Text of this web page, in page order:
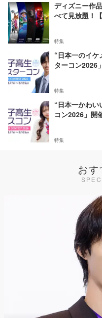
ディズニー作
べて見放題！【
特集
“日本一のイ
ターコン2026
特集
“日本一かわ
コン2026」開
特集
お